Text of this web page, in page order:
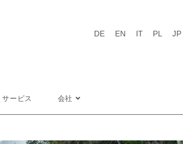
DE EN IT PL JP
サービス 会社